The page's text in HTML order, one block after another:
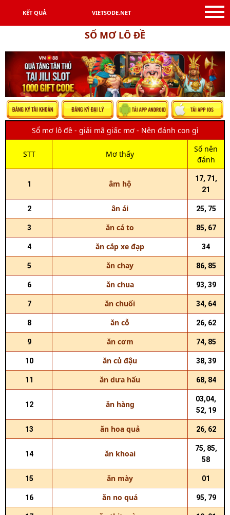
KẾT QUẢ VIETSODE.NET
SỔ MƠ LÔ ĐỀ
Sổ mơ lô đề - giải mã giấc mơ - Nên đánh con gì
STT Mơ thấy
Số nên
đánh
1 âm hộ
17, 71,
21
2 ân ái 25, 75
3 ăn cá to 85, 67
4 ăn cắp xe đạp 34
5 ăn chay 86, 85
6 ăn chua 93, 39
7 ăn chuối 34, 64
8 ăn cỗ 26, 62
9 ăn cơm 74, 85
10 ăn củ đậu 38, 39
11 ăn dưa hấu 68, 84
12 ăn hàng
03,04,
52, 19
13 ăn hoa quả 26, 62
14 ăn khoai
75, 85,
58
15 ăn mày 01
16 ăn no quá 95, 79